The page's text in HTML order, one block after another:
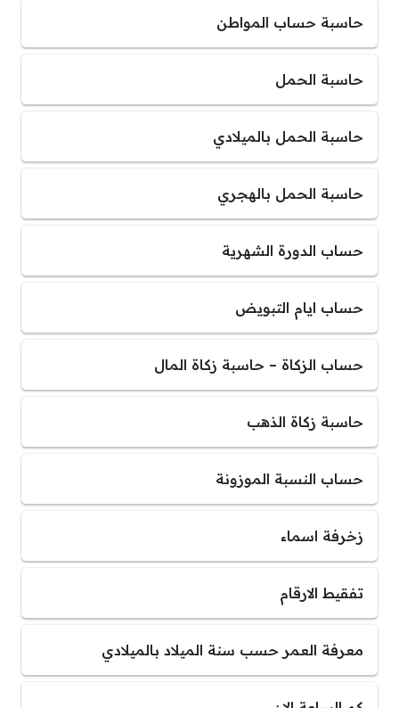
حاسبة حساب المواطن
حاسبة الحمل
حاسبة الحمل بالميلادي
حاسبة الحمل بالهجري
حساب الدورة الشهرية
حساب ايام التبويض
حساب الزكاة – حاسبة زكاة المال
حاسبة زكاة الذهب
حساب النسبة الموزونة
زخرفة اسماء
تفقيط الارقام
معرفة العمر حسب سنة الميلاد بالميلادي